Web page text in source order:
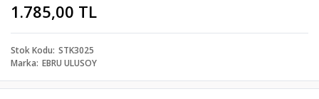
1.785,00 TL
Stok Kodu STK3025
Marka EBRU ULUSOY